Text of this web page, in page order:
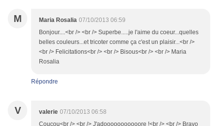
M Maria Rosalia 07/10/2013 06:59
Bonjour....<br /> <br /> Superbe.....je l'aime du coeur...quelles
belles couleurs...et tricoter comme ça c'est un plaisir...<br />
<br /> Felicitations<br /> <br /> Bisous<br /> <br /> Maria
Rosalia
Répondre
V valerie 07/10/2013 06:58
Coucou<br /> <br /> J'adooooooooooore !<br /> <br /> Bravo